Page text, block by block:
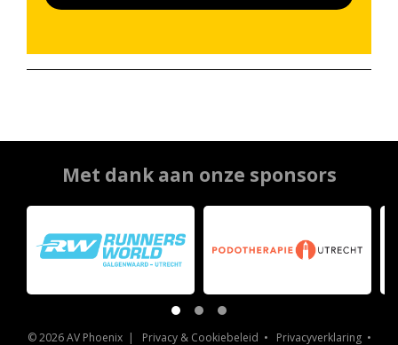
Met dank aan onze sponsors
© 2026 AV Phoenix | Privacy & Cookiebeleid • Privacyverklaring•